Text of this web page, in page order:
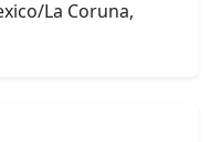
La Coruna,